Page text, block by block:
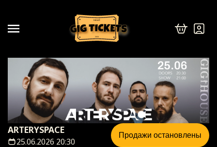
israel
2026
ARTERYSPACE
25.06.2026 20:30
Продажи остановлены